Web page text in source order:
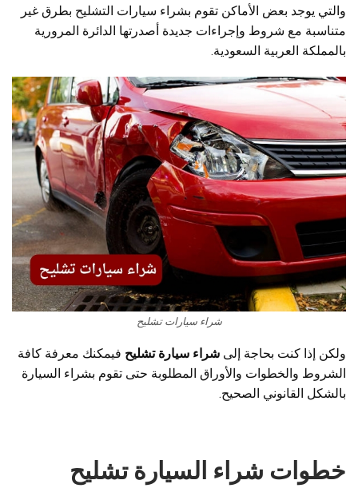
والتي يوجد بعض الأماكن تقوم بشراء سيارات التشليح بطرق غير
متناسبة مع شروط وإجراءات جديدة أصدرتها الدائرة المرورية
بالمملكة العربية السعودية.
شراء سيارات تشليح
ولكن إذا كنت بحاجة إلى شراء سيارة تشليح فيمكنك معرفة كافة
الشروط والخطوات والأوراق المطلوبة حتى تقوم بشراء السيارة
بالشكل القانوني الصحيح.
خطوات شراء السيارة تشليح